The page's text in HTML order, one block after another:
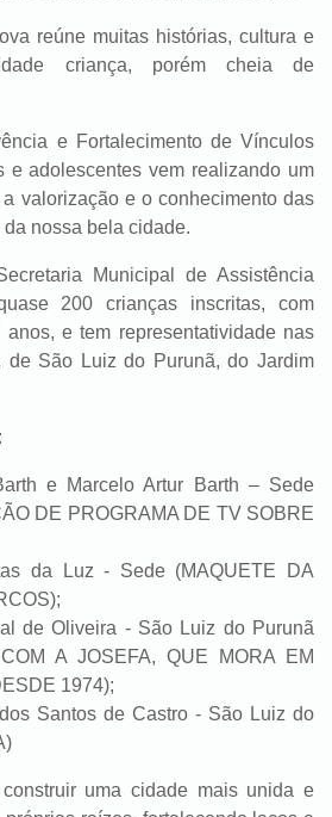
reúne muitas histórias, cultura e
criança, porém cheia de
e Fortalecimento de Vínculos
e adolescentes vem realizando um
valorização e o conhecimento das
nossa bela cidade.
Municipal de Assistência
200 crianças inscritas, com
e tem representatividade nas
de São Luiz do Purunã, do Jardim
e Marcelo Artur Barth – Sede
DE PROGRAMA DE TV SOBRE
da Luz - Sede (MAQUETE DA
de Oliveira - São Luiz do Purunã
A JOSEFA, QUE MORA EM
1974);
Santos de Castro - São Luiz do
uma cidade mais unida e